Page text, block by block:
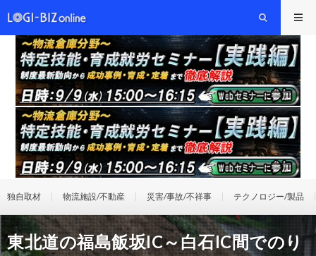
独自取材 物流施設/不動産 災害/事故/不祥事 テクノロジー/製品
東北道の福島飯坂IC～白石IC間でのり